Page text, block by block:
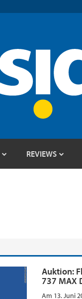
REVIEWS
Auktion:
737 MAX
Am 13. Juni